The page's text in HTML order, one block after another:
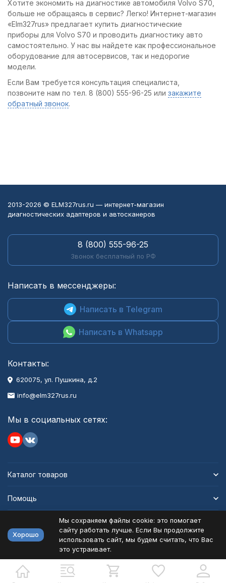
Хотите экономить на диагностике автомобиля Volvo S70,
больше не обращаясь в сервис? Легко! Интернет-магазин
«Elm327rus» предлагает купить диагностические
приборы для Volvo S70 и проводить диагностику авто
самостоятельно. У нас вы найдете как профессиональное
оборудование для автосервисов, так и недорогие
модели.
Если Вам требуется консультация специалиста,
позвоните нам по тел. 8 (800) 555-96-25 или закажите
обратный звонок.
2013-2026 © ELM327rus.ru — интернет-магазин
диагностических адаптеров и автосканеров
8 (800) 555-96-25
Звонок бесплатный по РФ
Написать в мессенджеры:
Написать в Telegram
Написать в Whatsapp
Контакты:
620075, ул. Пушкина, д.2
info@elm327rus.ru
Мы в социальных сетях:
Каталог товаров
Помощь
Политика персональных данных
Разработано в bodysite.ru
Хорошо
Мы сохраняем файлы cookie: это помогает
сайту работать лучше. Если Вы продолжите
использовать сайт, мы будем считать, что Вас
это устраивает.